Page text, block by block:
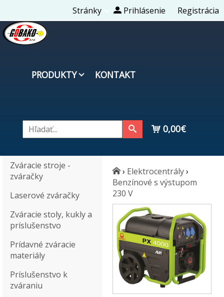
Stránky Prihlásenie Registrácia
PRODUKTY KONTAKT
0,00€
Zváracie stroje -
zváračky
Laserové zváračky
Zváracie stoly, kukly a
príslušenstvo
Prídavné zváracie
materiály
Príslušenstvo k
zváraniu
› Elektrocentrály›
Benzínové s výstupom
230 V